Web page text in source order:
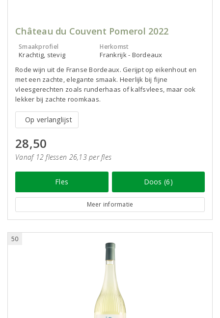
Château du Couvent Pomerol 2022
Smaakprofiel
Krachtig, stevig
Herkomst
Frankrijk - Bordeaux
Rode wijn uit de Franse Bordeaux. Gerijpt op eikenhout en
met een zachte, elegante smaak. Heerlijk bij fijne
vleesgerechten zoals runderhaas of kalfsvlees, maar ook
lekker bij zachte roomkaas.
Op verlanglijst
28,50
Vanaf 12 flessen 26,13 per fles
Fles Doos (6)
Meer informatie
50